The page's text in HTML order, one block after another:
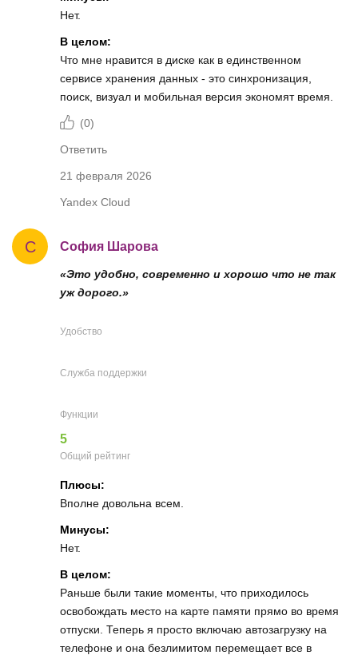
Нет.
В целом:
Что мне нравится в диске как в единственном
сервисе хранения данных - это синхронизация,
поиск, визуал и мобильная версия экономят время.
(0)
Ответить
21 февраля 2026
Yandex Cloud
С София Шарова
«Это удобно, современно и хорошо что не так
уж дорого.»
Удобство
Служба поддержки
Функции
5
Общий рейтинг
Плюсы:
Вполне довольна всем.
Минусы:
Нет.
В целом:
Раньше были такие моменты, что приходилось
освобождать место на карте памяти прямо во время
отпуски. Теперь я просто включаю автозагрузку на
телефоне и она безлимитом перемещает все в